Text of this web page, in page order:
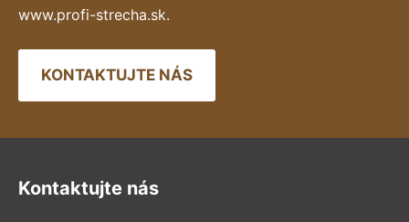
www.profi-strecha.sk.
KONTAKTUJTE NÁS
Kontaktujte nás